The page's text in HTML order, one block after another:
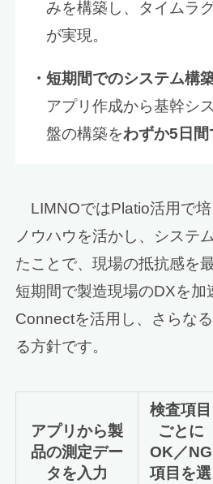
みを構築し、タイムラ
が実現。
・短期間でのシステム構
アプリ作成から基幹シ
盤の構築をわずか5日間
LIMNOではPlatio活用で
ノウハウを活かし、システ
たことで、現場の抵抗感を
短期間で製造現場のDXを加
Connectを活用し、さらな
る方針です。
アプリから製
品の測定デー
タを入力
検査項目
ごとに
OK／NG
項目を選